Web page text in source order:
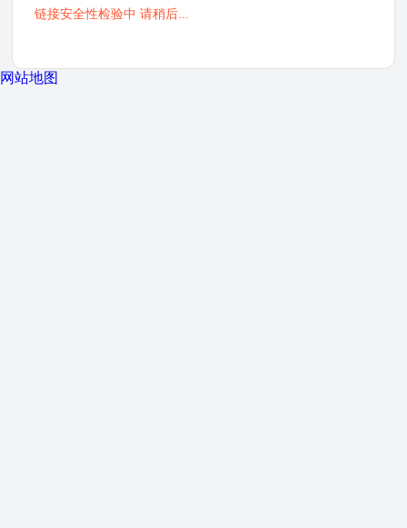
链接安全性检验中 请稍后...
网站地图